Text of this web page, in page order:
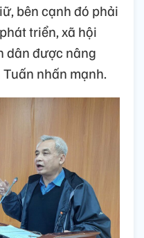
bên cạnh đó phải
triển, xã hội
dân được nâng
Tuấn nhấn mạnh.